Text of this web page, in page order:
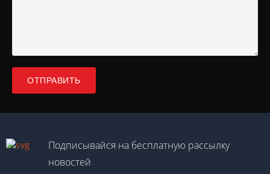
Подписывайся на бесплатную рассылку
новостей